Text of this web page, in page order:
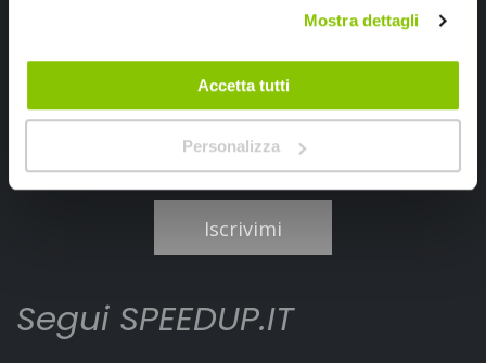
Mostra dettagli
Accetta tutti
Personalizza
Ricevi subito uno sconto del 10% per il tuo primo acquisto online!
Iscrivimi
Segui SPEEDUP.IT